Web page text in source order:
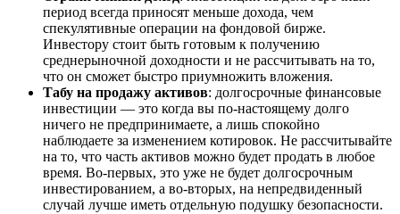
период всегда приносят меньше дохода, чем
спекулятивные операции на фондовой бирже.
Инвестору стоит быть готовым к получению
среднерыночной доходности и не рассчитывать на то,
что он сможет быстро приумножить вложения.
Табу на продажу активов: долгосрочные финансовые
инвестиции — это когда вы по-настоящему долго
ничего не предпринимаете, а лишь спокойно
наблюдаете за изменением котировок. Не рассчитывайте
на то, что часть активов можно будет продать в любое
время. Во-первых, это уже не будет долгосрочным
инвестированием, а во-вторых, на непредвиденный
случай лучше иметь отдельную подушку безопасности.